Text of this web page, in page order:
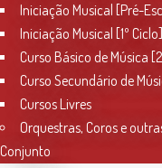
Contactos
Rua Miguel
2000-080 Santarém
Iniciação Musical [Pré-
Iniciação Musical [1º Ciclo]
Curso Básico de Música
Curso Secundário de
Cursos Livres
Orquestras, Coros e
Conjunto